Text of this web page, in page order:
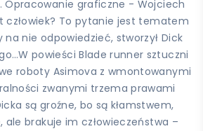
Opracowanie graficzne - Wojciech
człowiek? To pytanie jest tematem
na nie odpowiedzieć, stworzył Dick
powieści Blade runner sztuczni
roboty Asimova z wmontowanymi
zwanymi trzema prawami
są groźne, bo są kłamstwem,
ale brakuje im człowieczeństwa –